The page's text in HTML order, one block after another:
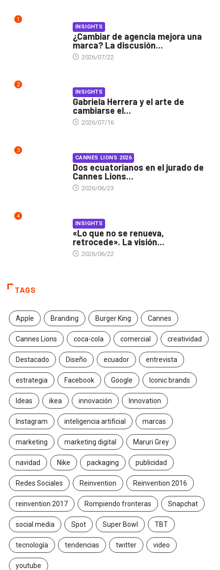
1
INSIGHTS
¿Cambiar de agencia mejora una
marca? La discusión...
2026/07/22
2
INSIGHTS
Gabriela Herrera y el arte de
cambiarse el...
2026/07/16
3
CANNES LIONS 2026
Dos ecuatorianos en el jurado de
Cannes Lions...
2026/06/23
4
INSIGHTS
«Lo que no se renueva,
retrocede». La visión...
2026/06/22
TAGS
Apple Branding Burger King Cannes
Cannes Lions coca-cola comercial creatividad
Destacado Diseño ecuador entrevista
estrategia Facebook Google Iconic brands
Ideas ikea innovación Innovation
Instagram inteligencia artificial marcas
marketing marketing digital Maruri Grey
navidad Nike packaging publicidad
Redes Sociales Reinvention Reinvention 2016
reinvention 2017 Rompiendo fronteras Snapchat
social media Spot Super Bowl TBT
tecnología tendencias twitter video
youtube